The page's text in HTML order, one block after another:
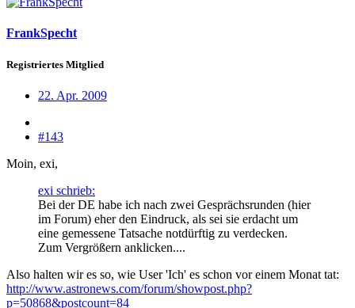
FrankSpecht
Registriertes Mitglied
22. Apr. 2009
#143
Moin, exi,
exi schrieb:
Bei der DE habe ich nach zwei Gesprächsrunden (hier
im Forum) eher den Eindruck, als sei sie erdacht um
eine gemessene Tatsache notdürftig zu verdecken.
Zum Vergrößern anklicken....
Also halten wir es so, wie User 'Ich' es schon vor einem Monat tat:
http://www.astronews.com/forum/showpost.php?
p=50868&postcount=84